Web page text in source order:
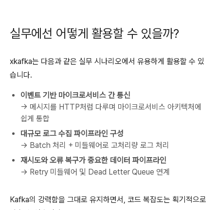
실무에선 어떻게 활용할 수 있을까?
xkafka는 다음과 같은 실무 시나리오에서 유용하게 활용할 수 있
습니다.
이벤트 기반 마이크로서비스 간 통신
→ 메시지를 HTTP처럼 다루며 마이크로서비스 아키텍처에
쉽게 통합
대규모 로그 수집 파이프라인 구성
→ Batch 처리 + 미들웨어로 고처리량 로그 처리
재시도와 오류 복구가 중요한 데이터 파이프라인
→ Retry 미들웨어 및 Dead Letter Queue 연계
Kafka의 강력함을 그대로 유지하면서, 코드 복잡도는 획기적으로